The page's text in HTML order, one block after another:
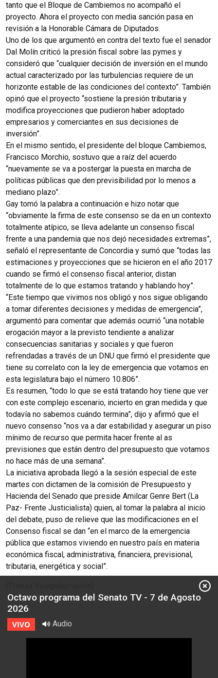
tanto que el Bloque de Cambiemos no acompañó el
proyecto. Ahora el proyecto con media sanción pasa en
revisión a la Honorable Cámara de Diputados.
Uno de los que argumentó en contra del texto fue el senador
Dal Molín criticó la presión fiscal sobre las pymes y
consideró que “cualquier decisión de inversión en el mundo
actual caracterizado por las turbulencias requiere de un
horizonte estable de las condiciones del contexto”. También
opinó que el proyecto “sostiene la presión tributaria y
modifica proyecciones que pudieron haber adoptado
empresarios y comerciantes en sus decisiones de
inversión”.
En el mismo sentido, el presidente del bloque Cambiemos,
Francisco Morchio, sostuvo que a raíz del acuerdo
“nuevamente se va a postergar la puesta en marcha de
políticas públicas que den previsibilidad por lo menos a
mediano plazo”.
Gay tomó la palabra a continuación e hizo notar que
“obviamente la firma de este consenso se da en un contexto
totalmente atípico, se lleva adelante un consenso fiscal
frente a una pandemia que nos dejó necesidades extremas”,
señaló el representante de Concordia y sumó que “todas las
estimaciones y proyecciones que se hicieron en el año 2017
cuando se firmó el consenso fiscal anterior, distan
totalmente de lo que estamos tratando y hablando hoy”.
“Este tiempo que vivimos nos obligó y nos sigue obligando
a tomar diferentes decisiones y medidas de emergencia”,
argumentó para comentar que además ocurrió “una notable
erogación mayor a la previsto tendiente a analizar
consecuencias sanitarias y sociales y que fueron
refrendadas a través de un DNU que firmó el presidente que
tiene su correlato con la ley de emergencia que votamos en
esta legislatura bajo el número 10.806”.
Es resumen, “todo lo que se está tratando hoy tiene que ver
con este complejo escenario, incierto en gran medida y que
todavía no sabemos cuándo termina”, dijo y afirmó que el
nuevo consenso “nos va a dar estabilidad y asegurar un piso
mínimo de recurso que permita hacer frente al as
previsiones que están dentro del presupuesto que votamos
no hace más de una semana”.
La iniciativa aprobada llegó a la sesión especial de este
martes con dictamen de la comisión de Presupuesto y
Hacienda del Senado que preside Amilcar Genre Bert (La
Paz- Frente Justicialista) quien, al tomar la palabra al inicio
del debate, puso de relieve que las modificaciones en el
Consenso fiscal se dan “en el marco de la emergencia
pública que estamos viviendo en nuestro país en materia
económica fiscal, administrativa, financiera, previsional,
tributaria, energética y social”.
Octavo programa del Senato TV - 7 de Agosto
2026
VIVO Audio